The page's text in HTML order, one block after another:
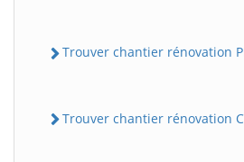
Trouver chantier rénovation
Trouver chantier rénovation